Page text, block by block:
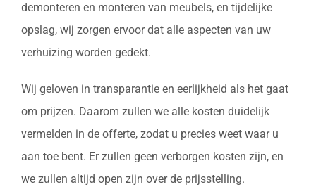
demonteren en monteren van meubels, en tijdelijke
opslag, wij zorgen ervoor dat alle aspecten van uw
verhuizing worden gedekt.
Wij geloven in transparantie en eerlijkheid als het gaat
om prijzen. Daarom zullen we alle kosten duidelijk
vermelden in de offerte, zodat u precies weet waar u
aan toe bent. Er zullen geen verborgen kosten zijn, en
we zullen altijd open zijn over de prijsstelling.